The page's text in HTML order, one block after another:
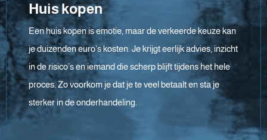
Huis kopen
Een huis kopen is emotie, maar de verkeerde keuze kan
je duizenden euro's kosten. Je krijgt eerlijk advies, inzicht
in de risico’s en iemand die scherp blijft tijdens het hele
proces. Zo voorkom je dat je te veel betaalt en sta je
sterker in de onderhandeling.